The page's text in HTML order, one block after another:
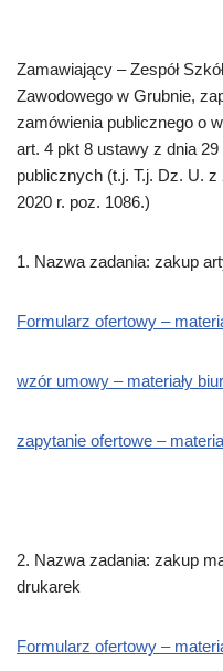
Zamawiający –Zespół
Zawodowego w Grubnie,
zamówienia publicznego o
art. 4 pkt 8 ustawy z dnia
publicznych (t.j. T.j. Dz. U. z
2020 r. poz. 1086.)
1. Nazwa zadania: zakup
Formularz ofertowy –
wzór umowy – materiały
zapytanie ofertowe –
2. Nazwa zadania: zakup
drukarek
Formularz ofertowy –